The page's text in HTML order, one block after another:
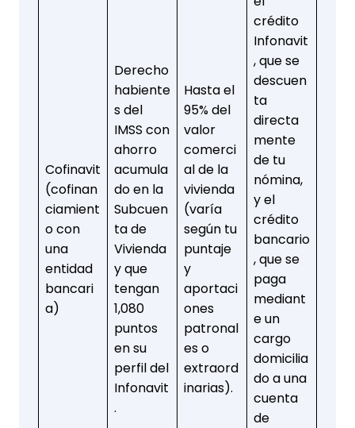
Cofinavit
(cofinan
ciamient
o con
una
entidad
bancari
a)
Derecho
habiente
s del
IMSS con
ahorro
acumula
do en la
Subcuen
ta de
Vivienda
y que
tengan
1,080
puntos
en su
perfil del
Infonavit
.
Hasta el
95% del
valor
comerci
al de la
vivienda
(varía
según tu
puntaje
y
aportaci
ones
patronal
es o
extraord
inarias).
crédito
Infonavit
, que se
descuen
ta
directa
mente
de tu
nómina,
y el
crédito
bancario
, que se
paga
mediant
e un
cargo
domicilia
do a una
cuenta
de